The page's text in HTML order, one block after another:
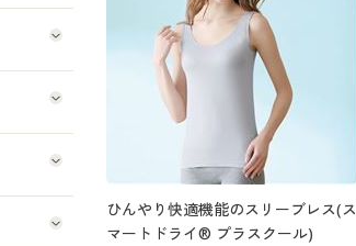
ひんやり快適機能のスリーブレス(ス
マートドライ® プラスクール)